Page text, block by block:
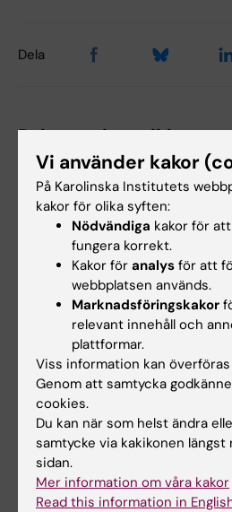
Dela
Relaterade artiklar
29 jun 2026
Nytt AI-nätverk ska
stärka stödet till KI-
anställda och
studenter
Den snabba utvecklingen av AI
inom medicinsk forskning ökar
behovet av…
Vi använder kakor
På Karolinska Institutets
kakor för olika syften:
Nödvändiga kakor för
fungera korrekt.
Kakor för analys för att
webbplatsen används.
Marknadsföringskakor
relevant innehåll och
plattformar.
Viss information kan
Genom att samtycka
cookies.
Du kan när som helst ändra
samtycke via kakikonen
sidan.
Mer information om våra kakor
Read this information in